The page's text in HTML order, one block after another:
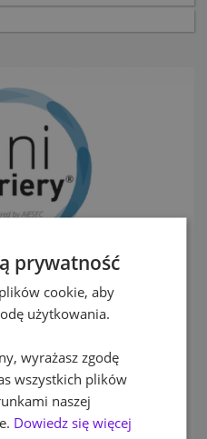
studentów dla studentów.
relacji z pracodawcą,
tej najodpowiedniejszej. Ich
łączącej świat biznesu ze
prywatność
cookie, aby
użytkowania.
wyrażasz zgodę
wszystkich plików
naszej
Dowiedz się więcej